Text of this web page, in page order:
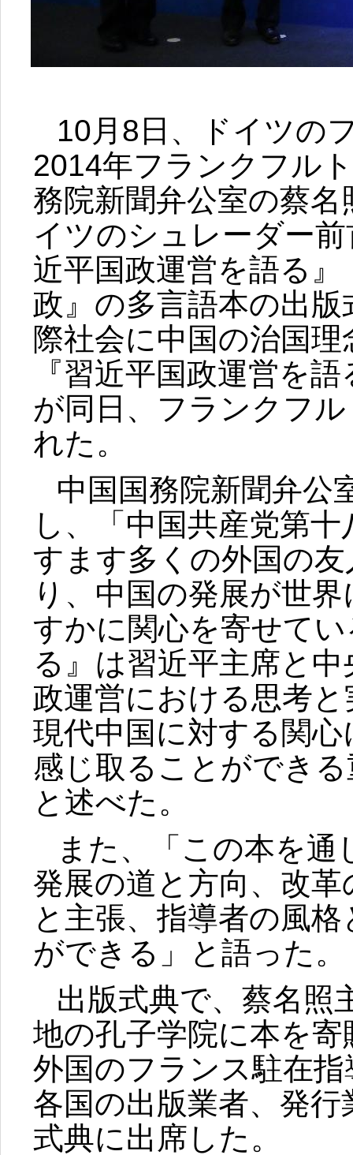
10月8日、ドイツの
2014年フランクフル
務院新聞弁公室の蔡
イツのシュレーダー
近平国政運営を語る
政』の多言語本の出
際社会に中国の治国
『習近平国政運営を
が同日、フランクフ
れた。
中国国務院新聞弁公
し、「中国共産党第
すます多くの外国の
り、中国の発展が世
すかに関心を寄せて
る』は習近平主席と
政運営における思考
現代中国に対する関
感じ取ることができ
と述べた。
また、「この本を通
発展の道と方向、改
と主張、指導者の風
ができる」と語った。
出版式典で、蔡名照
地の孔子学院に本を
外国のフランス駐在
各国の出版業者、発
式典に出席した。